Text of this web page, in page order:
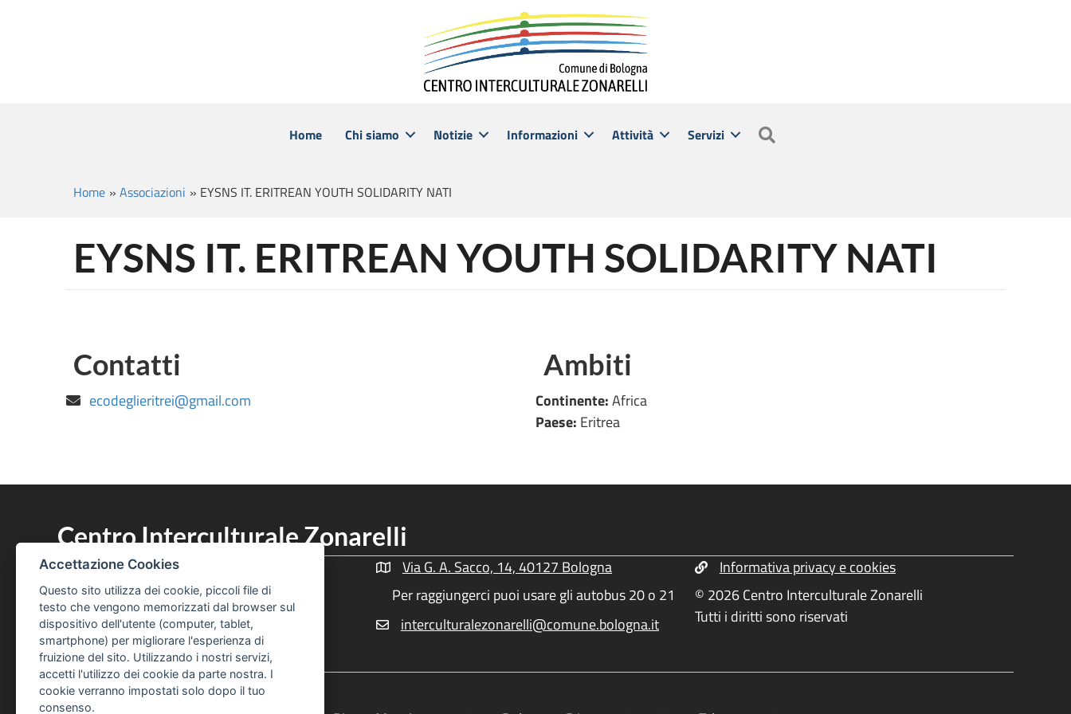
Home Chi siamo Notizie Informazioni Attività Servizi
Home » Associazioni » EYSNS IT. ERITREAN YOUTH SOLIDARITY NATI
EYSNS IT. ERITREAN YOUTH SOLIDARITY NATI
Contatti
ecodeglieritrei@gmail.com
Ambiti
Continente:Africa
Paese: Eritrea
Centro Interculturale Zonarelli
Telefono Centro Culturale Zonarelli
051 219 6320
Telefono Centro Culturale Zonarelli
051 219 6325
Pagina Facebook Centro Zonarelli
Profilo Instagram Centro Zonarelli
Indirizzo Centro Culturale Zonarelli
Via G. A. Sacco, 14, 40127 Bologna
Per raggiungerci puoi usare gli autobus 20 o 21
Email Centro Interculturale Zonarelli
interculturalezonarelli@comune.bologna.it
Informativa Privacy e Cookies
Informativa privacy e cookies
© 2026 Centro Interculturale Zonarelli
Tutti i diritti sono riservati
Accettazione Cookies
Questo sito utilizza dei cookie, piccoli file di
testo che vengono memorizzati dal browser sul
dispositivo dell'utente (computer, tablet,
smartphone) per migliorare l'esperienza di
fruizione del sito. Utilizzando i nostri servizi,
accetti l'utilizzo dei cookie da parte nostra. I
cookie verranno impostati solo dopo il tuo
consenso.